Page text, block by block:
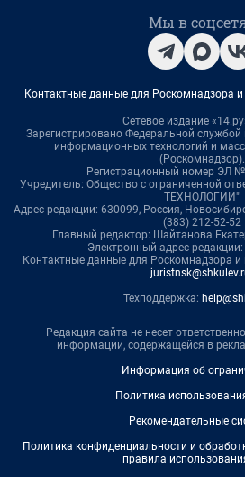
Мы в
Контактные данные для Роскомнадзора и
Сетевое издание
Зарегистрировано Федеральной службой
информационных технологий и
(Роскомнадзор).
Регистрационный номер ЭЛ
Учредитель: Общество с ограниченной
ТЕХНОЛОГИИ"
Адрес редакции: 630099, Россия,
(383) 212-52-52
Главный редактор: Шайтанова
Электронный адрес редакции:
Контактные данные для Роскомнадзора и
Техподдержка:
Редакция сайта не несет
информации, содержащейся в
Информация об
Политика
Рекомендательные
Политика конфиденциальности и
правила